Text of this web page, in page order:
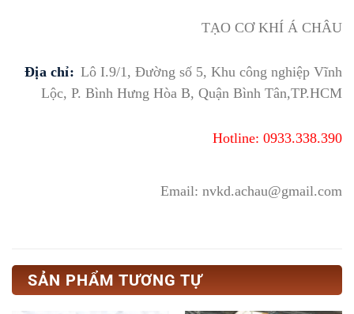
TẠO CƠ KHÍ Á CHÂU
Địa chỉ: Lô I.9/1, Đường số 5, Khu công nghiệp Vĩnh
Lộc, P. Bình Hưng Hòa B, Quận Bình Tân,TP.HCM
Hotline: 0933.338.390
Email: nvkd.achau@gmail.com
SẢN PHẨM TƯƠNG TỰ